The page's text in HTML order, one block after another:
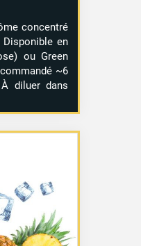
concentré
en
ou Green
~6
diluer dans